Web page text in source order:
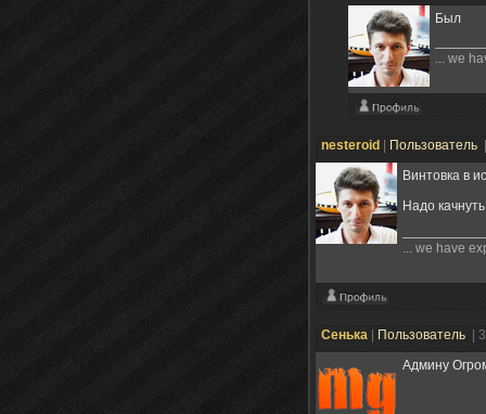
Был
... we
nesteroid Пользователь
Винтовка в
Надо
... we have
Сенька Пользователь
|
Админу